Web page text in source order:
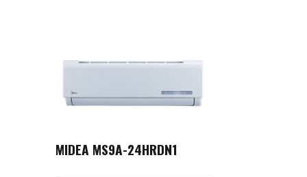
MIDEA MS9A-24HRDN1